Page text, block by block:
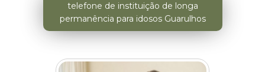
telefone de instituição de longa
permanência para idosos Guarulhos